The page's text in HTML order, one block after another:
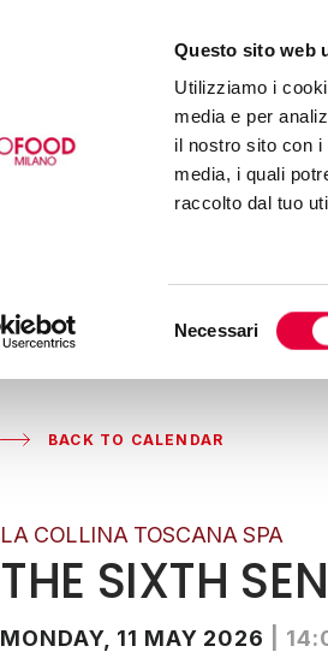
Questo sito web
Utilizziamo i
media e per
il nostro sito con
media, i quali
raccolto dal tuo
Necessari
BACK TO CALENDAR
LA COLLINA TOSCANA SPA
THE SIXTH
MONDAY, 11 MAY 2026